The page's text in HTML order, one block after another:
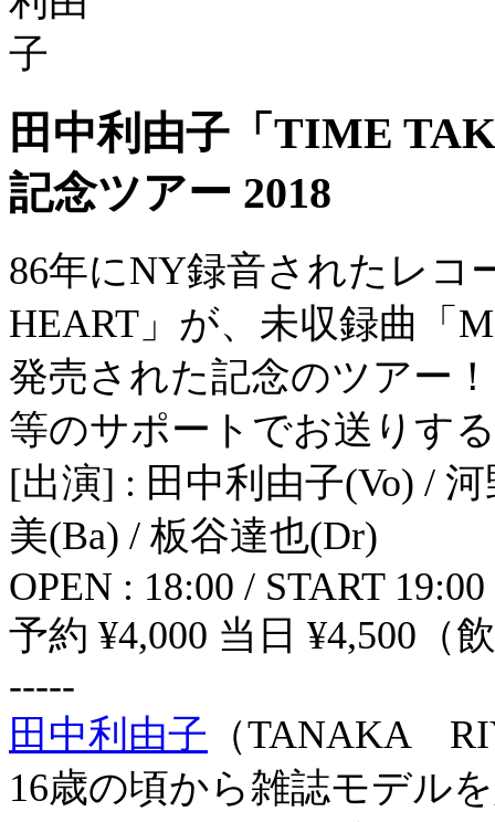
田中利由子「TIME
記念ツアー 2018
86年にNY録音されたレコ
HEART」が、未収録曲「
発売された記念のツアー
等のサポートでお送りす
[出演] : 田中利由子(Vo) /
美(Ba) / 板谷達也(Dr)
OPEN : 18:00 / START 19:00
予約 ¥4,000 当日 ¥4,500（
-----
田中利由子 （TANAKA
16歳の頃から雑誌モデル